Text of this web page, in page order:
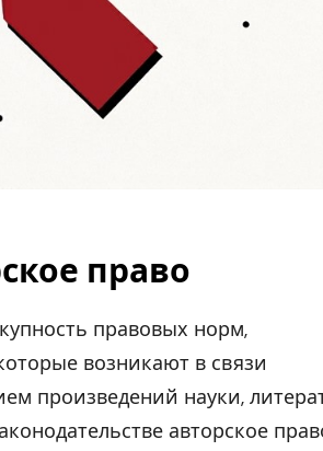
право
правовых норм,
возникают в связи
произведений науки,
авторское